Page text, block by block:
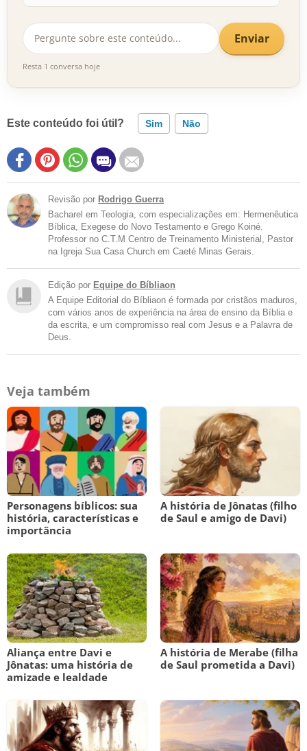
Enviar
Resta 1 conversa hoje
Este conteúdo foi útil? Sim Não
Revisão por Rodrigo Guerra
Bacharel em Teologia, com especializações em: Hermenêutica
Bíblica, Exegese do Novo Testamento e Grego Koiné.
Professor no C.T.M Centro de Treinamento Ministerial, Pastor
na Igreja Sua Casa Church em Caeté Minas Gerais.
Edição por Equipe do Bíbliaon
A Equipe Editorial do Bíbliaon é formada por cristãos maduros,
com vários anos de experiência na área de ensino da Bíblia e
da escrita, e um compromisso real com Jesus e a Palavra de
Deus.
Veja também
Personagens bíblicos: sua
história, características e
importância
A história de Jônatas (filho
de Saul e amigo de Davi)
Aliança entre Davi e
Jônatas: uma história de
amizade e lealdade
A história de Merabe (filha
de Saul prometida a Davi)